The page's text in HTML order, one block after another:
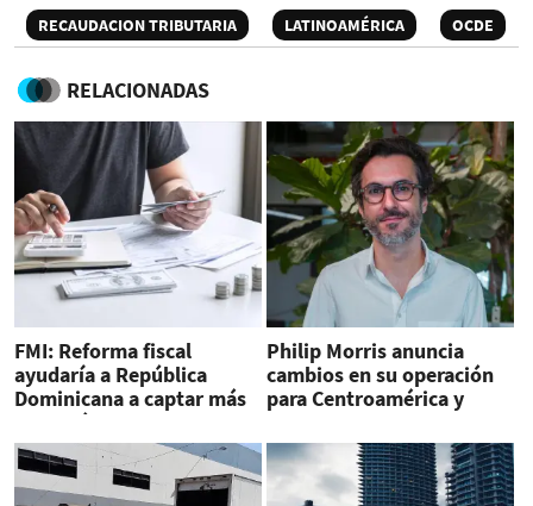
RECAUDACION TRIBUTARIA
LATINOAMÉRICA OCDE
RELACIONADAS
FMI: Reforma fiscal
ayudaría a República
Dominicana a captar más
inversión
Philip Morris anuncia
cambios en su operación
para Centroamérica y